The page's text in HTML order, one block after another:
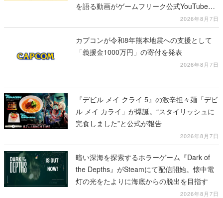
を語る動画がゲームフリーク公式YouTubeで
2026年8月7日
カプコンが令和8年熊本地震への支援として
「義援金1000万円」の寄付を発表
2026年8月7日
『デビル メイ クライ 5』の激辛担々麺「デビ
ル メイ カライ」が爆誕。“スタイリッシュに
完食しました”と公式が報告
2026年8月7日
暗い深海を探索するホラーゲーム『Dark of
the Depths』がSteamにて配信開始。懐中電
灯の光をたよりに海底からの脱出を目指す
2026年8月7日